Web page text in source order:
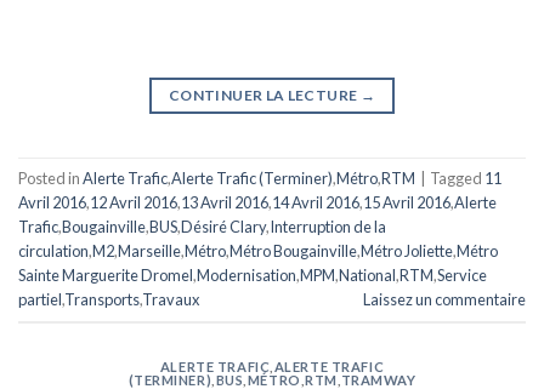
CONTINUER LA LECTURE →
Posted inAlerte Trafic,Alerte Trafic (Terminer),Métro,RTM Tagged 11
Avril 2016,12 Avril 2016,13 Avril 2016,14 Avril 2016,15 Avril 2016,Alerte
Trafic,Bougainville,BUS,Désiré Clary,Interruption de la
circulation,M2,Marseille,Métro,Métro Bougainville,Métro Joliette,Métro
Sainte Marguerite Dromel,Modernisation,MPM,National,RTM,Service
partiel,Transports,Travaux Laissez un commentaire
ALERTE TRAFIC ALERTE TRAFIC
(TERMINER) BUS MÉTRO ,RTM TRAMWAY